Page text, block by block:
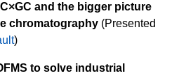
and the bigger picture
chromatography (Presented
)
to solve industrial